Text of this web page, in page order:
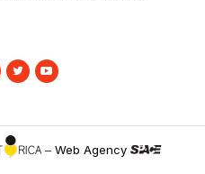
–Web Agency